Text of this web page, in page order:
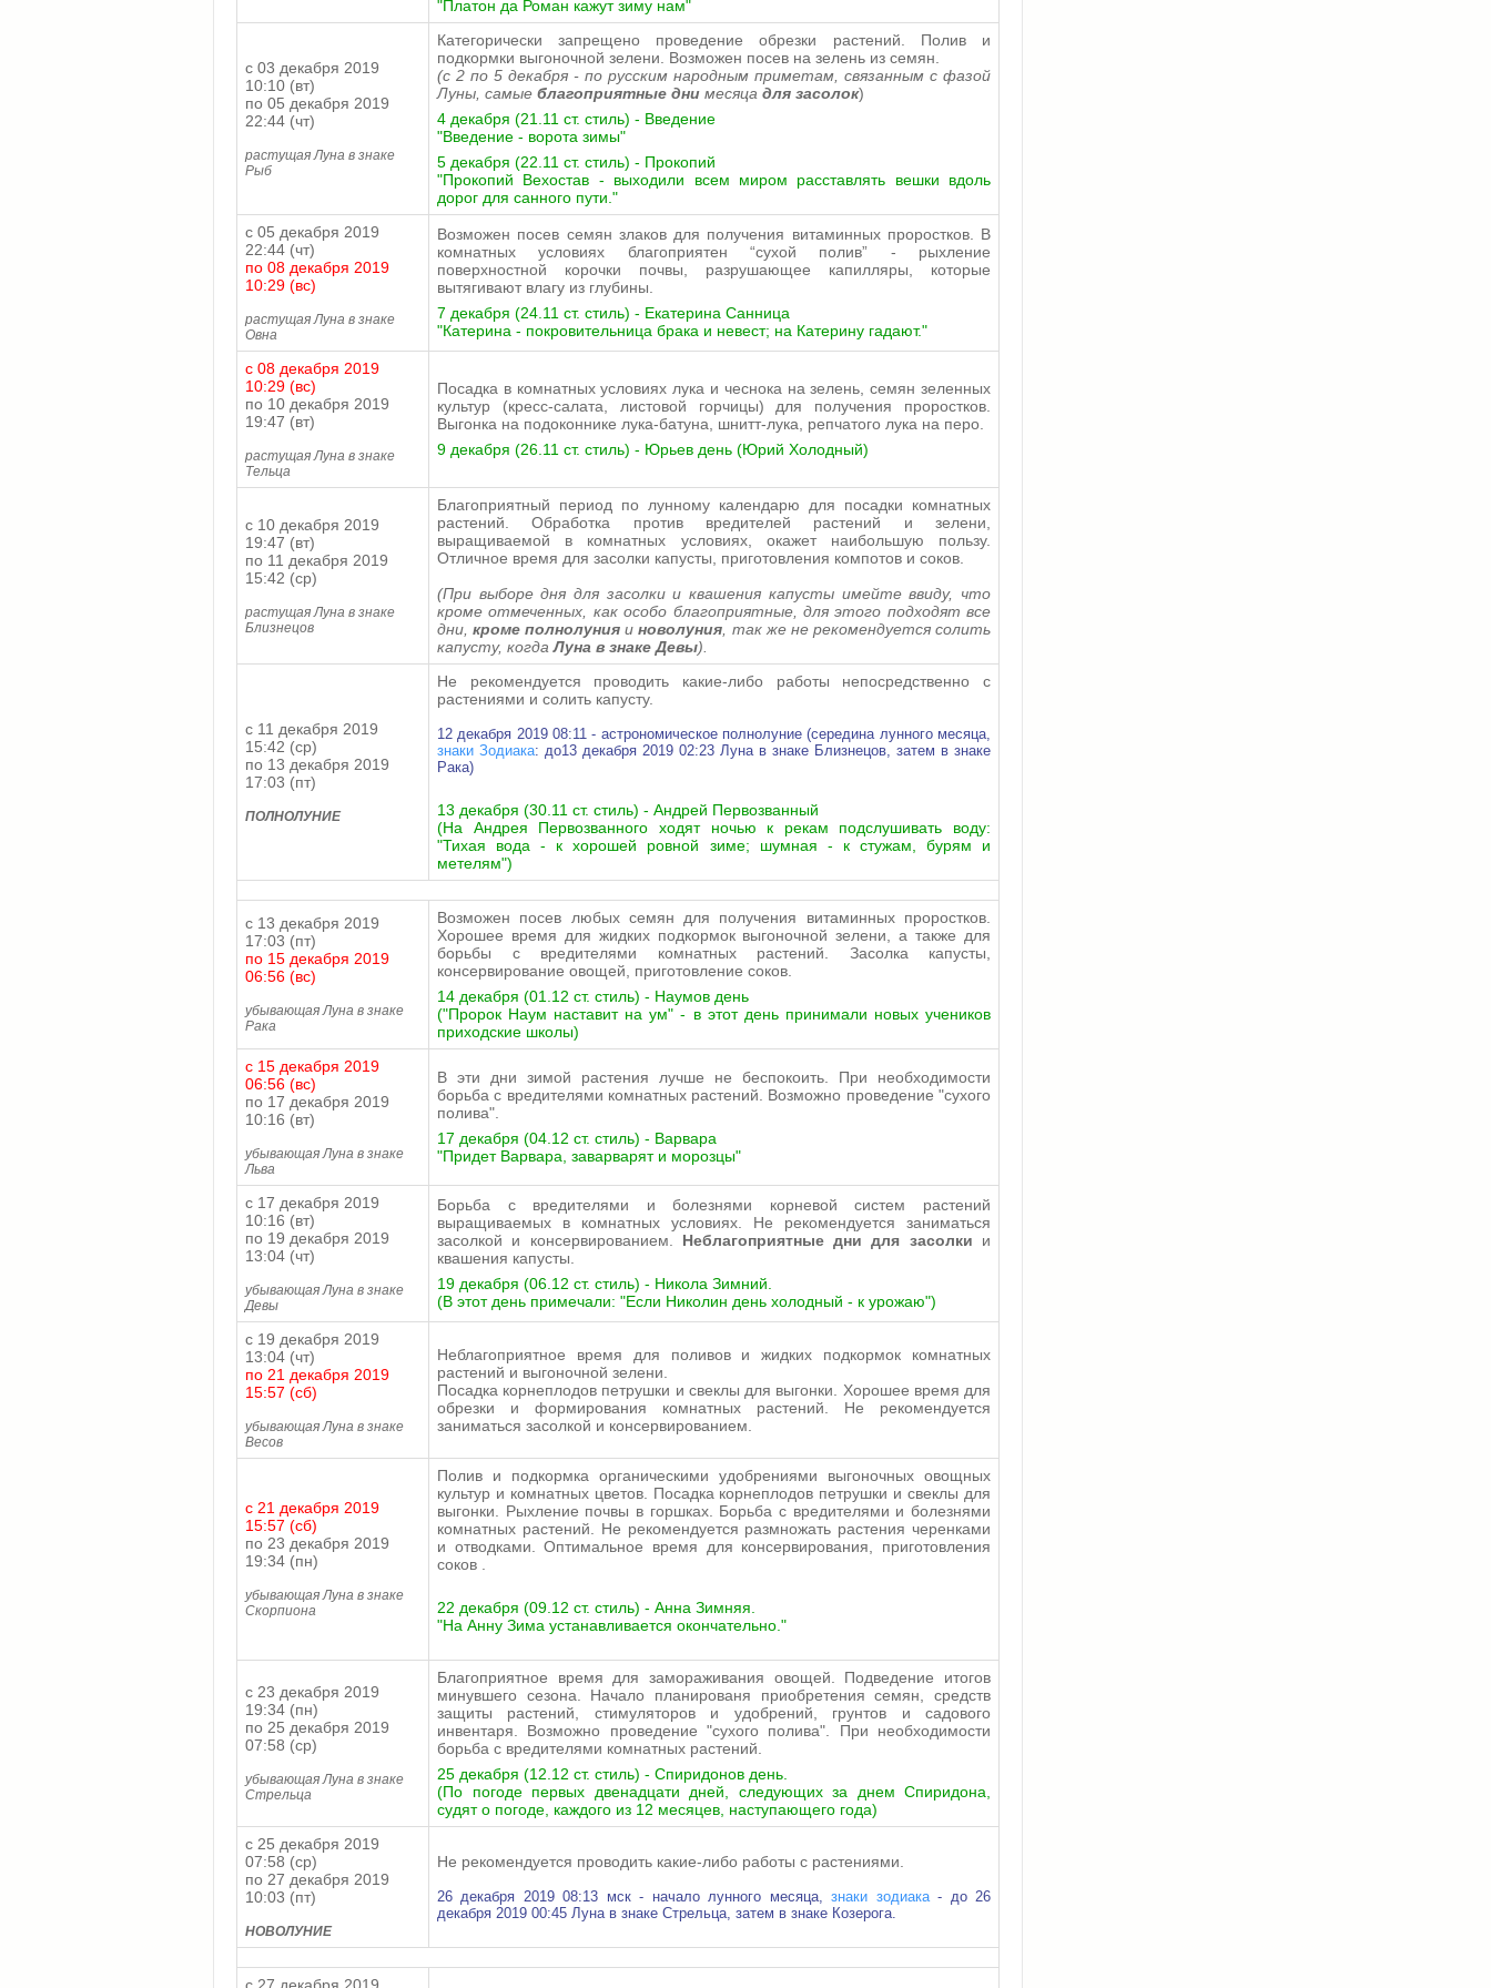
"Платон да Роман кажут зиму нам"
с 03 декабря 2019
10:10 (вт)
по 05 декабря 2019
22:44 (чт)
растущая Луна в знаке
Рыб
Категорически запрещено проведение обрезки растений. Полив и
подкормки выгоночной зелени. Возможен посев на зелень из семян.
(с 2 по 5 декабря - по русским народным приметам, связанным с фазой
Луны, самые благоприятные дни месяца для засолок)
4 декабря (21.11 ст. стиль) - Введение
"Введение - ворота зимы"
5 декабря (22.11 ст. стиль) - Прокопий
"Прокопий Вехостав - выходили всем миром расставлять вешки вдоль
дорог для санного пути."
с 05 декабря 2019
22:44 (чт)
по 08 декабря 2019
10:29 (вс)
растущая Луна в знаке
Овна
Возможен посев семян злаков для получения витаминных проростков. В
комнатных условиях благоприятен “сухой полив” - рыхление
поверхностной корочки почвы, разрушающее капилляры, которые
вытягивают влагу из глубины.
7 декабря (24.11 ст. стиль) - Екатерина Санница
"Катерина - покровительница брака и невест; на Катерину гадают."
с 08 декабря 2019
10:29 (вс)
по 10 декабря 2019
19:47 (вт)
растущая Луна в знаке
Тельца
Посадка в комнатных условиях лука и чеснока на зелень, семян зеленных
культур (кресс-салата, листовой горчицы) для получения проростков.
Выгонка на подоконнике лука-батуна, шнитт-лука, репчатого лука на перо.
9 декабря (26.11 ст. стиль) - Юрьев день (Юрий Холодный)
с 10 декабря 2019
19:47 (вт)
по 11 декабря 2019
15:42 (ср)
растущая Луна в знаке
Близнецов
Благоприятный период по лунному календарю для посадки комнатных
растений. Обработка против вредителей растений и зелени,
выращиваемой в комнатных условиях, окажет наибольшую пользу.
Отличное время для засолки капусты, приготовления компотов и соков.
(При выборе дня для засолки и квашения капусты имейте ввиду, что
кроме отмеченных, как особо благоприятные, для этого подходят все
дни, кроме полнолуния иноволуния , так же не рекомендуется солить
капусту, когдаЛуна в знаке Девы).
с 11 декабря 2019
15:42 (ср)
по 13 декабря 2019
17:03 (пт)
ПОЛНОЛУНИЕ
Не рекомендуется проводить какие-либо работы непосредственно с
растениями и солить капусту.
12 декабря 2019 08:11 - астрономическое полнолуние (середина лунного месяца,
знаки Зодиака: до13 декабря 2019 02:23 Луна в знаке Близнецов, затем в знаке
Рака)
13 декабря (30.11 ст. стиль) - Андрей Первозванный
(На Андрея Первозванного ходят ночью к рекам подслушивать воду:
"Тихая вода - к хорошей ровной зиме; шумная - к стужам, бурям и
метелям")
с 13 декабря 2019
17:03 (пт)
по 15 декабря 2019
06:56 (вс)
убывающая Луна в знаке
Рака
Возможен посев любых семян для получения витаминных проростков.
Хорошее время для жидких подкормок выгоночной зелени, а также для
борьбы с вредителями комнатных растений. Засолка капусты,
консервирование овощей, приготовление соков.
14 декабря (01.12 ст. стиль) - Наумов день
("Пророк Наум наставит на ум" - в этот день принимали новых учеников
приходские школы)
с 15 декабря 2019
06:56 (вс)
по 17 декабря 2019
10:16 (вт)
убывающая Луна в знаке
Льва
В эти дни зимой растения лучше не беспокоить. При необходимости
борьба с вредителями комнатных растений. Возможно проведение "сухого
полива".
17 декабря (04.12 ст. стиль) - Варвара
"Придет Варвара, заварварят и морозцы"
с 17 декабря 2019
10:16 (вт)
по 19 декабря 2019
13:04 (чт)
убывающая Луна в знаке
Девы
Борьба с вредителями и болезнями корневой систем растений
выращиваемых в комнатных условиях. Не рекомендуется заниматься
засолкой и консервированием. Неблагоприятные дни для засолки и
квашения капусты.
19 декабря (06.12 ст. стиль) - Никола Зимний.
(В этот день примечали: "Если Николин день холодный - к урожаю")
с 19 декабря 2019
13:04 (чт)
по 21 декабря 2019
15:57 (сб)
убывающая Луна в знаке
Весов
Неблагоприятное время для поливов и жидких подкормок комнатных
растений и выгоночной зелени.
Посадка корнеплодов петрушки и свеклы для выгонки. Хорошее время для
обрезки и формирования комнатных растений. Не рекомендуется
заниматься засолкой и консервированием.
с 21 декабря 2019
15:57 (сб)
по 23 декабря 2019
19:34 (пн)
убывающая Луна в знаке
Скорпиона
Полив и подкормка органическими удобрениями выгоночных овощных
культур и комнатных цветов. Посадка корнеплодов петрушки и свеклы для
выгонки. Рыхление почвы в горшках. Борьба с вредителями и болезнями
комнатных растений. Не рекомендуется размножать растения черенками
и отводками. Оптимальное время для консервирования, приготовления
соков .
22 декабря (09.12 ст. стиль) - Анна Зимняя.
"На Анну Зима устанавливается окончательно."
с 23 декабря 2019
19:34 (пн)
по 25 декабря 2019
07:58 (ср)
убывающая Луна в знаке
Стрельца
Благоприятное время для замораживания овощей. Подведение итогов
минувшего сезона. Начало планированя приобретения семян, средств
защиты растений, стимуляторов и удобрений, грунтов и садового
инвентаря. Возможно проведение "сухого полива". При необходимости
борьба с вредителями комнатных растений.
25 декабря (12.12 ст. стиль) - Спиридонов день.
(По погоде первых двенадцати дней, следующих за днем Спиридона,
судят о погоде, каждого из 12 месяцев, наступающего года)
с 25 декабря 2019
07:58 (ср)
по 27 декабря 2019
10:03 (пт)
НОВОЛУНИЕ
Не рекомендуется проводить какие-либо работы с растениями.
26 декабря 2019 08:13 мск - начало лунного месяца,знаки зодиака- до 26
декабря 2019 00:45 Луна в знаке Стрельца, затем в знаке Козерога.